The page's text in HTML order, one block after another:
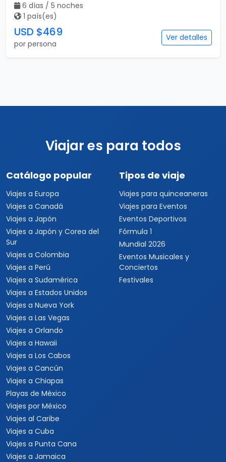
6 días / 5 noches
1 país(es)
USD $469
por persona
Ver detalles
Viajar es para todos
Catálogo popular
Viajes a Europa
Viajes a Canadá
Viajes a Japón
Viajes a Japón y Corea del
Sur
Viajes a Colombia
Viajes a Perú
Viajes a Sudamérica
Viajes a Estados Unidos
Viajes a Nueva York
Viajes a Las Vegas
Viajes a Orlando
Viajes a Hawaii
Viajes a Los Cabos
Viajes a Cancún
Viajes a Chiapas
Playas de México
Viajes por México
Viajes al Caribe
Viajes a Cuba
Viajes a Punta Cana
Viajes a Jamaica
Tipos de viaje
Viajes para quinceaneras
Viajes para Eventos
Eventos Deportivos
Fórmula 1
Mundial 2026
Eventos Musicales y
Conciertos
Festivales